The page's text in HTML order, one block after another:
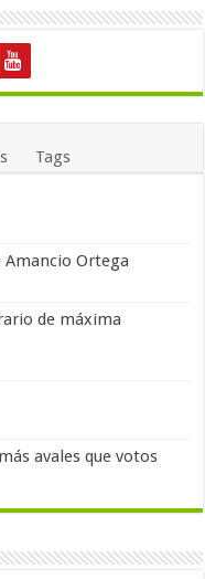
Tags
Amancio Ortega
de máxima
avales que votos